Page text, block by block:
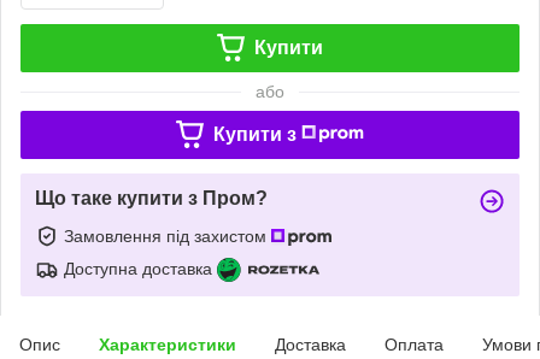
Купити
або
Купити з
Що таке купити з Пром?
Замовлення під захистом
Доступна доставка
Опис Характеристики Доставка Оплата Умови